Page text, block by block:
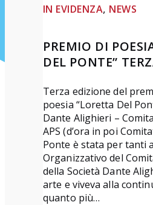
IN EVIDENZA, NEWS
PREMIO DI
DEL PONTE”
Terza edizione del
poesia “Loretta Del
Dante Alighieri –
APS (d’ora in poi
Ponte è stata per tanti
Organizzativo del
della Società Dante
arte e viveva alla
quanto più…